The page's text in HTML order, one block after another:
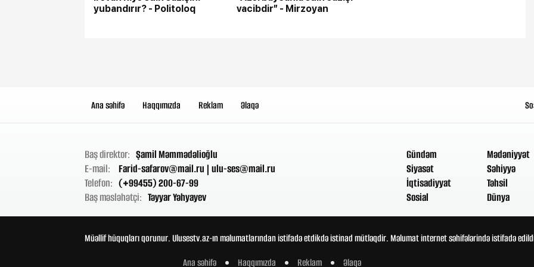
yubandırır? - Politoloq
vacibdir” - Mirzoyan
Ana səhifə Haqqımızda Reklam Əlaqə
Baş direktor: Şamil Məmmədəlioğlu
E-mail:
Farid-safarov@mail.ru | ulu-ses@mail.ru
Telefon: (+99455) 200-67-99
Baş məsləhətçi: Təyyar Yəhyayev
Gündəm
Siyasət
İqtisadiyyat
Sosial
Mədəniyyət
Səhiyyə
Təhsil
Dünya
Müəllif hüquqları qorunur. Ulusestv.az-ın məlumatlarından istifadə etdikdə istinad mütləqdir. Məlumat internet səhifələrində istifadə
Ana səhifə
Haqqımızda Reklam Əlaqə